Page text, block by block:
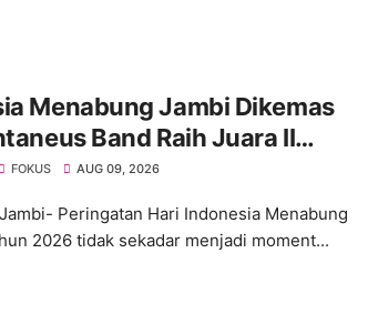
Menabung Jambi Dikemas
Band Raih Juara II
Pelajar dan Mahasiswa
FOKUS AUG 09, 2026
Peringatan Hari Indonesia Menabung
2026 tidak sekadar menjadi moment...